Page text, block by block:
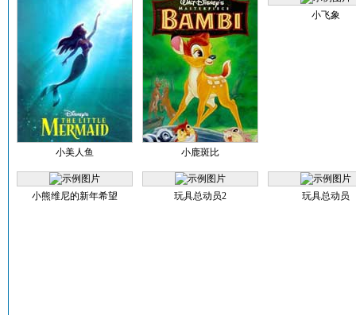
小美人鱼 小鹿斑比
小飞象
小熊维尼的新年希望 玩具总动员2 玩具总动员